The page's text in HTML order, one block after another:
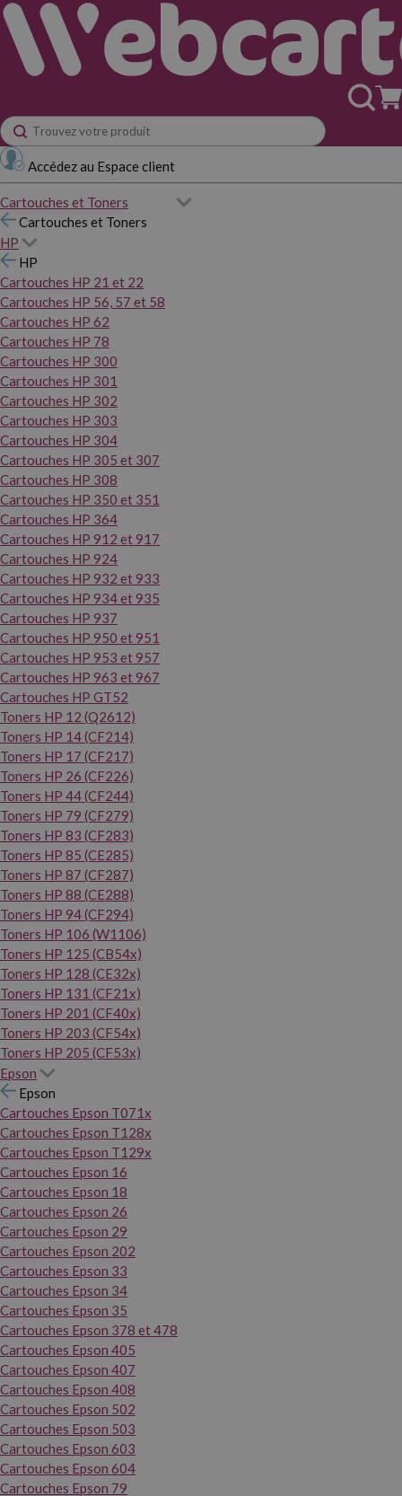
Accédez au Espace client
Cartouches et Toners
Cartouches et Toners
HP
HP
Cartouches HP 21 et 22
Cartouches HP 56, 57 et 58
Cartouches HP 62
Cartouches HP 78
Cartouches HP 300
Cartouches HP 301
Cartouches HP 302
Cartouches HP 303
Cartouches HP 304
Cartouches HP 305 et 307
Cartouches HP 308
Cartouches HP 350 et 351
Cartouches HP 364
Cartouches HP 912 et 917
Cartouches HP 924
Cartouches HP 932 et 933
Cartouches HP 934 et 935
Cartouches HP 937
Cartouches HP 950 et 951
Cartouches HP 953 et 957
Cartouches HP 963 et 967
Cartouches HP GT52
Toners HP 12 (Q2612)
Toners HP 14 (CF214)
Toners HP 17 (CF217)
Toners HP 26 (CF226)
Toners HP 44 (CF244)
Toners HP 79 (CF279)
Toners HP 83 (CF283)
Toners HP 85 (CE285)
Toners HP 87 (CF287)
Toners HP 88 (CE288)
Toners HP 94 (CF294)
Toners HP 106 (W1106)
Toners HP 125 (CB54x)
Toners HP 128 (CE32x)
Toners HP 131 (CF21x)
Toners HP 201 (CF40x)
Toners HP 203 (CF54x)
Toners HP 205 (CF53x)
Epson
Epson
Cartouches Epson T071x
Cartouches Epson T128x
Cartouches Epson T129x
Cartouches Epson 16
Cartouches Epson 18
Cartouches Epson 26
Cartouches Epson 29
Cartouches Epson 202
Cartouches Epson 33
Cartouches Epson 34
Cartouches Epson 35
Cartouches Epson 378 et 478
Cartouches Epson 405
Cartouches Epson 407
Cartouches Epson 408
Cartouches Epson 502
Cartouches Epson 503
Cartouches Epson 603
Cartouches Epson 604
Cartouches Epson 79